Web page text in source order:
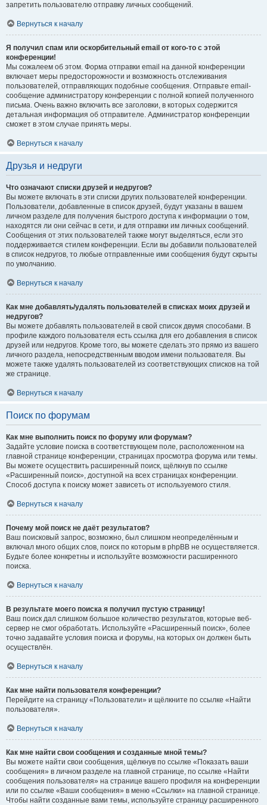
запретить пользователю отправку личных сообщений.
Вернуться к началу
Я получил спам или оскорбительный email от кого-то с этой
конференции!
Мы сожалеем об этом. Форма отправки email на данной конференции
включает меры предосторожности и возможность отслеживания
пользователей, отправляющих подобные сообщения. Отправьте email-
сообщение администратору конференции с полной копией полученного
письма. Очень важно включить все заголовки, в которых содержится
детальная информация об отправителе. Администратор конференции
сможет в этом случае принять меры.
Вернуться к началу
Друзья и недруги
Что означают списки друзей и недругов?
Вы можете включать в эти списки других пользователей конференции.
Пользователи, добавленные в список друзей, будут указаны в вашем
личном разделе для получения быстрого доступа к информации о том,
находятся ли они сейчас в сети, и для отправки им личных сообщений.
Сообщения от этих пользователей также могут выделяться, если это
поддерживается стилем конференции. Если вы добавили пользователей
в список недругов, то любые отправленные ими сообщения будут скрыты
по умолчанию.
Вернуться к началу
Как мне добавлять/удалять пользователей в списках моих друзей и
недругов?
Вы можете добавлять пользователей в свой список двумя способами. В
профиле каждого пользователя есть ссылка для его добавления в список
друзей или недругов. Кроме того, вы можете сделать это прямо из вашего
личного раздела, непосредственным вводом имени пользователя. Вы
можете также удалять пользователей из соответствующих списков на той
же странице.
Вернуться к началу
Поиск по форумам
Как мне выполнить поиск по форуму или форумам?
Задайте условие поиска в соответствующем поле, расположенном на
главной странице конференции, страницах просмотра форума или темы.
Вы можете осуществить расширенный поиск, щёлкнув по ссылке
«Расширенный поиск», доступной на всех страницах конференции.
Способ доступа к поиску может зависеть от используемого стиля.
Вернуться к началу
Почему мой поиск не даёт результатов?
Ваш поисковый запрос, возможно, был слишком неопределённым и
включал много общих слов, поиск по которым в phpBB не осуществляется.
Будьте более конкретны и используйте возможности расширенного
поиска.
Вернуться к началу
В результате моего поиска я получил пустую страницу!
Ваш поиск дал слишком большое количество результатов, которые веб-
сервер не смог обработать. Используйте «Расширенный поиск», более
точно задавайте условия поиска и форумы, на которых он должен быть
осуществлён.
Вернуться к началу
Как мне найти пользователя конференции?
Перейдите на страницу «Пользователи» и щёлкните по ссылке «Найти
пользователя».
Вернуться к началу
Как мне найти свои сообщения и созданные мной темы?
Вы можете найти свои сообщения, щёлкнув по ссылке «Показать ваши
сообщения» в личном разделе на главной странице, по ссылке «Найти
сообщения пользователя» на странице вашего профиля на конференции
или по ссылке «Ваши сообщения» в меню «Ссылки» на главной странице.
Чтобы найти созданные вами темы, используйте страницу расширенного